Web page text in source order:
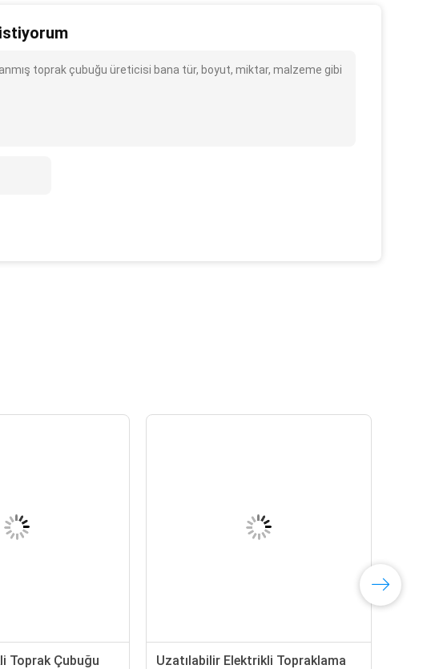
toprak çubuğu üreticisi bana tür, boyut, miktar, malzeme gibi
Toprak Çubuğu
Uzatılabilir Elektrikli Topraklama